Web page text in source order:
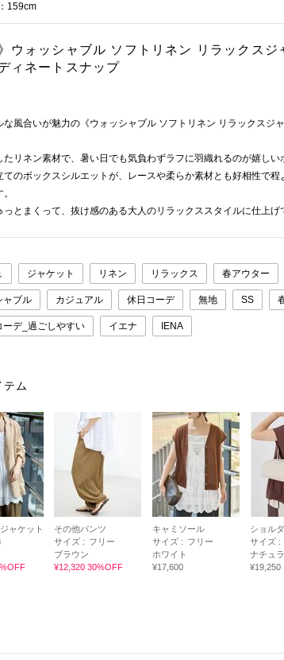
159cm
》ウォッシャブル ソフトリネン リラックスジ
ィネートスナップ
な風合いが魅力の《ウォッシャブル ソフトリネン リラックスジャ
たリネン素材で、暑い日でも気負わずラフに羽織れるのが嬉しい
てのボックスシルエットが、レースや柔らか素材とも好相性で程
っとまくって、抜け感のある大人のリラックススタイルに仕上げ
ジャケット リネン リラックス 春アウター
ャブル カジュアル 休日コーデ 無地 SS
ーデ_過ごしやすい イエナ IENA
テム
ャケット
その他パンツ
サイズ : フリー
ブラウン
¥12,320 30%OFF
キャミソール
サイズ : フリー
ホワイト
¥17,600
ショル
サイズ :
ナチュ
¥19,250